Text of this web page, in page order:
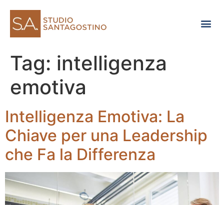
Tag: intelligenza
emotiva
Intelligenza Emotiva: La
Chiave per una Leadership
che Fa la Differenza